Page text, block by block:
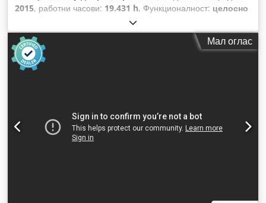
2015, работни часови: 19.431 h, Функционалност: целосно
Мал оглас